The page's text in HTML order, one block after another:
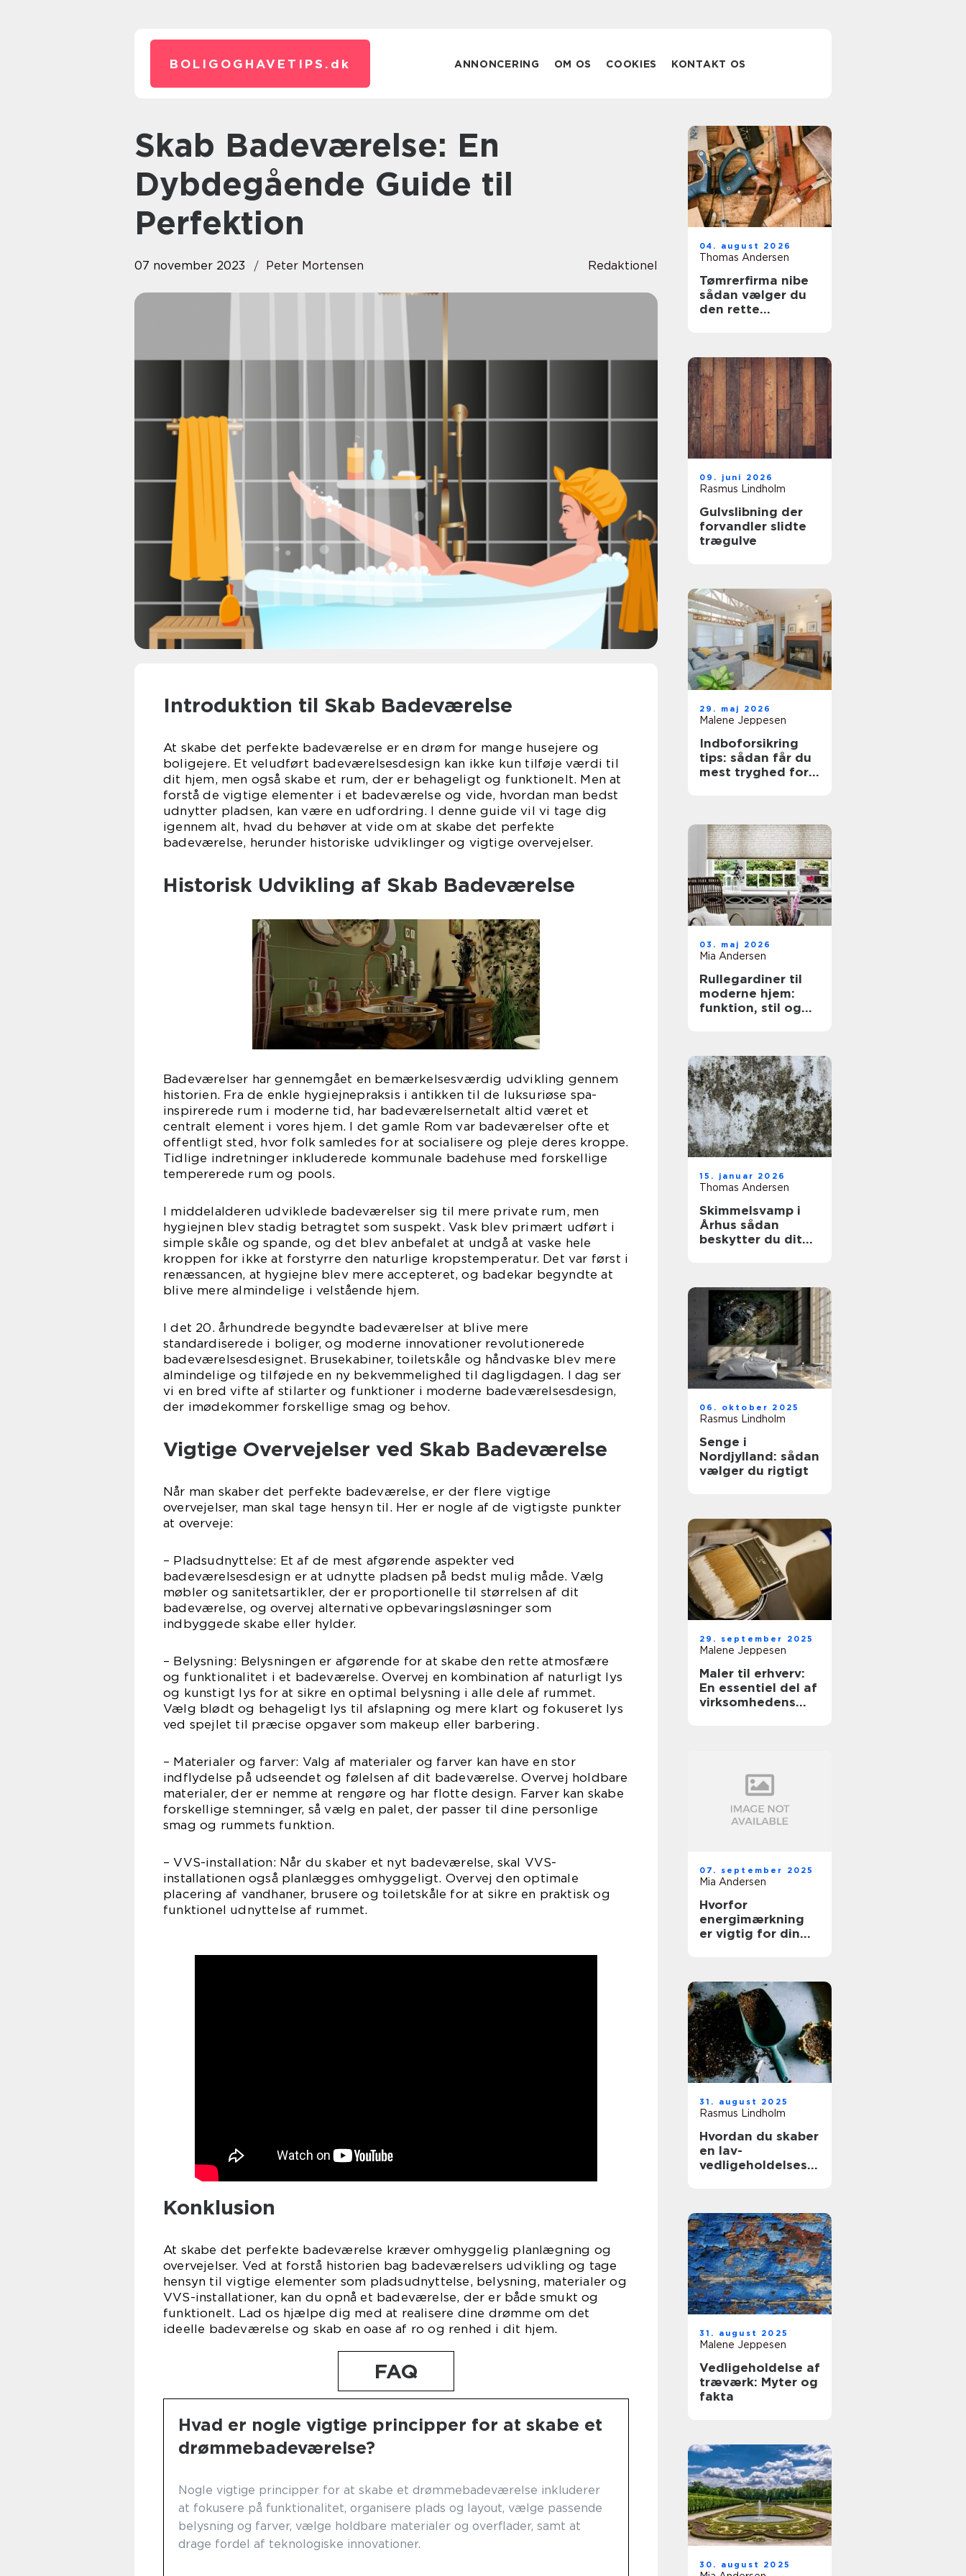
BOLIGOGHAVETIPS. dk ANNONCERING OM OS COOKIES KONTAKT OS
Skab Badeværelse: En
Dybdegående Guide til
Perfektion
07 november 2023 Peter Mortensen Redaktionel
Introduktion til Skab Badeværelse
At skabe det perfekte badeværelse er en drøm for mange husejere og
boligejere. Et veludført badeværelsesdesign kan ikke kun tilføje værdi til
dit hjem, men også skabe et rum, der er behageligt og funktionelt. Men at
forstå de vigtige elementer i et badeværelse og vide, hvordan man bedst
udnytter pladsen, kan være en udfordring. I denne guide vil vi tage dig
igennem alt, hvad du behøver at vide om at skabe det perfekte
badeværelse, herunder historiske udviklinger og vigtige overvejelser.
Historisk Udvikling af Skab Badeværelse
Badeværelser har gennemgået en bemærkelsesværdig udvikling gennem
historien. Fra de enkle hygiejnepraksis i antikken til de luksuriøse spa-
inspirerede rum i moderne tid, har badeværelsernetalt altid været et
centralt element i vores hjem. I det gamle Rom var badeværelser ofte et
offentligt sted, hvor folk samledes for at socialisere og pleje deres kroppe.
Tidlige indretninger inkluderede kommunale badehuse med forskellige
tempererede rum og pools.
I middelalderen udviklede badeværelser sig til mere private rum, men
hygiejnen blev stadig betragtet som suspekt. Vask blev primært udført i
simple skåle og spande, og det blev anbefalet at undgå at vaske hele
kroppen for ikke at forstyrre den naturlige kropstemperatur. Det var først i
renæssancen, at hygiejne blev mere accepteret, og badekar begyndte at
blive mere almindelige i velstående hjem.
I det 20. århundrede begyndte badeværelser at blive mere
standardiserede i boliger, og moderne innovationer revolutionerede
badeværelsesdesignet. Brusekabiner, toiletskåle og håndvaske blev mere
almindelige og tilføjede en ny bekvemmelighed til dagligdagen. I dag ser
vi en bred vifte af stilarter og funktioner i moderne badeværelsesdesign,
der imødekommer forskellige smag og behov.
Vigtige Overvejelser ved Skab Badeværelse
Når man skaber det perfekte badeværelse, er der flere vigtige
overvejelser, man skal tage hensyn til. Her er nogle af de vigtigste punkter
at overveje:
– Pladsudnyttelse: Et af de mest afgørende aspekter ved
badeværelsesdesign er at udnytte pladsen på bedst mulig måde. Vælg
møbler og sanitetsartikler, der er proportionelle til størrelsen af dit
badeværelse, og overvej alternative opbevaringsløsninger som
indbyggede skabe eller hylder.
– Belysning: Belysningen er afgørende for at skabe den rette atmosfære
og funktionalitet i et badeværelse. Overvej en kombination af naturligt lys
og kunstigt lys for at sikre en optimal belysning i alle dele af rummet.
Vælg blødt og behageligt lys til afslapning og mere klart og fokuseret lys
ved spejlet til præcise opgaver som makeup eller barbering.
– Materialer og farver: Valg af materialer og farver kan have en stor
indflydelse på udseendet og følelsen af dit badeværelse. Overvej holdbare
materialer, der er nemme at rengøre og har flotte design. Farver kan skabe
forskellige stemninger, så vælg en palet, der passer til dine personlige
smag og rummets funktion.
– VVS-installation: Når du skaber et nyt badeværelse, skal VVS-
installationen også planlægges omhyggeligt. Overvej den optimale
placering af vandhaner, brusere og toiletskåle for at sikre en praktisk og
funktionel udnyttelse af rummet.
Konklusion
At skabe det perfekte badeværelse kræver omhyggelig planlægning og
overvejelser. Ved at forstå historien bag badeværelsers udvikling og tage
hensyn til vigtige elementer som pladsudnyttelse, belysning, materialer og
VVS-installationer, kan du opnå et badeværelse, der er både smukt og
funktionelt. Lad os hjælpe dig med at realisere dine drømme om det
ideelle badeværelse og skab en oase af ro og renhed i dit hjem.
FAQ
Hvad er nogle vigtige principper for at skabe et
drømmebadeværelse?
Nogle vigtige principper for at skabe et drømmebadeværelse inkluderer
at fokusere på funktionalitet, organisere plads og layout, vælge passende
belysning og farver, vælge holdbare materialer og overflader, samt at
drage fordel af teknologiske innovationer.
04. august 2026
Thomas Andersen
Tømrerfirma nibe
sådan vælger du
den rette
09. juni 2026
Rasmus Lindholm
Gulvslibning der
forvandler slidte
trægulve
29. maj 2026
Malene Jeppesen
Indboforsikring
tips: sådan får du
mest tryghed for
03. maj 2026
Mia Andersen
Rullegardiner til
moderne hjem:
funktion, stil og
15. januar 2026
Thomas Andersen
Skimmelsvamp i
Århus sådan
beskytter du dit
06. oktober 2025
Rasmus Lindholm
Senge i
Nordjylland: sådan
vælger du rigtigt
29. september 2025
Malene Jeppesen
Maler til erhverv:
En essentiel del af
virksomhedens
07. september 2025
Mia Andersen
Hvorfor
energimærkning
er vigtig for din
31. august 2025
Rasmus Lindholm
Hvordan du skaber
en lav-
vedligeholdelses
31. august 2025
Malene Jeppesen
Vedligeholdelse af
træværk: Myter og
fakta
30. august 2025